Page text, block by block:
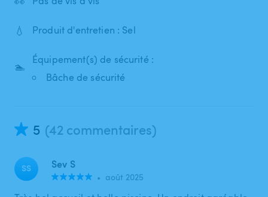
💧 Produit d'entretien : Sel
🏊
Équipement(s) de sécurité :
Bâche de sécurité
5 (42 commentaires)
SS Sev S
• août 2025